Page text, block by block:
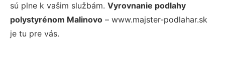
sú plne k vašim službám. Vyrovnanie podlahy
polystyrénom Malinovo – www.majster-podlahar.sk
je tu pre vás.